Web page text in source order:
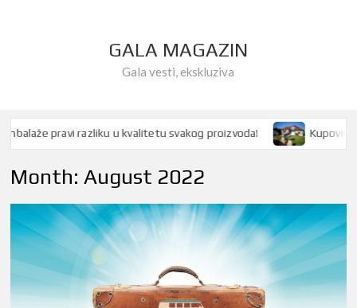
GALA MAGAZIN
Gala vesti, ekskluziva
pravi razliku u kvalitetu svakog proizvoda! Kupovina
Month:August 2022